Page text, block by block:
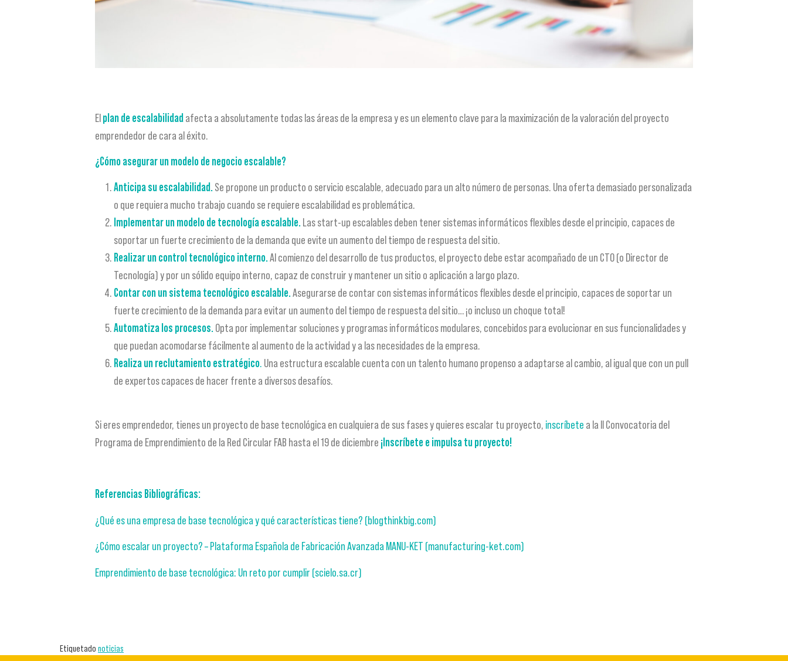
Elplan de escalabilidadafecta a absolutamente todas las áreas de la empresa y es un elemento clave para la maximización de la valoración del proyecto
emprendedor de cara al éxito.
¿Cómo asegurar un modelo de negocio escalable?
Anticipa su escalabilidad.Se propone un producto o servicio escalable, adecuado para un alto número de personas. Una oferta demasiado personalizada
o que requiera mucho trabajo cuando se requiere escalabilidad es problemática.
Implementar un modelo de tecnología escalable.Las start-up escalables deben tener sistemas informáticos flexibles desde el principio, capaces de
soportar un fuerte crecimiento de la demanda que evite un aumento del tiempo de respuesta del sitio.
Realizar un control tecnológico interno.Al comienzo del desarrollo de tus productos, el proyecto debe estar acompañado de un CTO (o Director de
Tecnología) y por un sólido equipo interno, capaz de construir y mantener un sitio o aplicación a largo plazo.
Contar con un sistema tecnológico escalable.Asegurarse de contar con sistemas informáticos flexibles desde el principio, capaces de soportar un
fuerte crecimiento de la demanda para evitar un aumento del tiempo de respuesta del sitio… ¡o incluso un choque total!
Automatiza los procesos.Opta por implementar soluciones y programas informáticos modulares, concebidos para evolucionar en sus funcionalidades y
que puedan acomodarse fácilmente al aumento de la actividad y a las necesidades de la empresa.
Realiza un reclutamiento estratégico. Una estructura escalable cuenta con un talento humano propenso a adaptarse al cambio, al igual que con un pull
de expertos capaces de hacer frente a diversos desafíos.
Si eres emprendedor, tienes un proyecto de base tecnológica en cualquiera de sus fases y quieres escalar tu proyecto, inscríbete a la II Convocatoria del
Programa de Emprendimiento de la Red Circular FAB hasta el 19 de diciembre ¡Inscríbete e impulsa tu proyecto!
Referencias Bibliográficas:
¿Qué es una empresa de base tecnológica y qué características tiene? (blogthinkbig.com)
¿Cómo escalar un proyecto? – Plataforma Española de Fabricación Avanzada MANU-KET (manufacturing-ket.com)
Emprendimiento de base tecnológica: Un reto por cumplir (scielo.sa.cr)
Etiquetado noticias